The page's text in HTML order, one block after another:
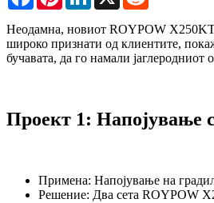
Неодамна, новиот ROYPOW
широко признати од клиентите,
бучавата, да го намали јаглеродниот
Проект 1: Напојување
Примена: Напојување на
Решение: Два сета ROYPOW